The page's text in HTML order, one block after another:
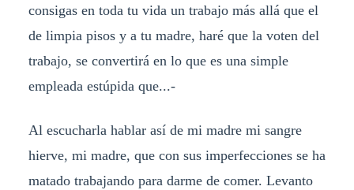
consigas en toda tu vida un trabajo más allá que el
de limpia pisos y a tu madre, haré que la voten del
trabajo, se convertirá en lo que es una simple
empleada estúpida que...-
Al escucharla hablar así de mi madre mi sangre
hierve, mi madre, que con sus imperfecciones se ha
matado trabajando para darme de comer. Levanto